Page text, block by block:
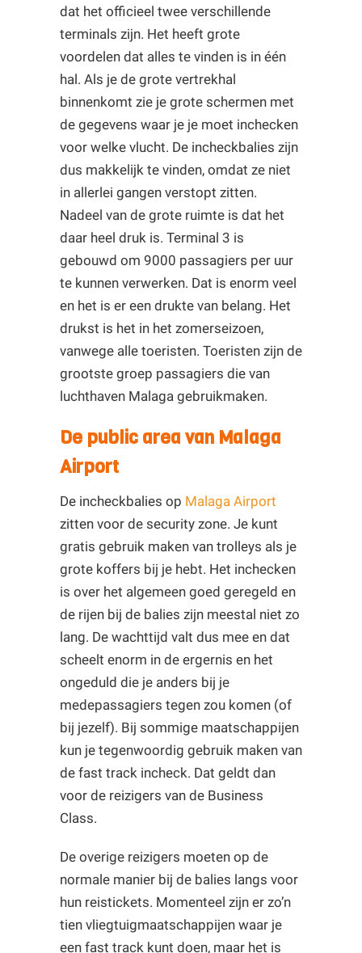
dat het officieel twee verschillende
terminals zijn. Het heeft grote
voordelen dat alles te vinden is in één
hal. Als je de grote vertrekhal
binnenkomt zie je grote schermen met
de gegevens waar je je moet inchecken
voor welke vlucht. De incheckbalies zijn
dus makkelijk te vinden, omdat ze niet
in allerlei gangen verstopt zitten.
Nadeel van de grote ruimte is dat het
daar heel druk is. Terminal 3 is
gebouwd om 9000 passagiers per uur
te kunnen verwerken. Dat is enorm veel
en het is er een drukte van belang. Het
drukst is het in het zomerseizoen,
vanwege alle toeristen. Toeristen zijn de
grootste groep passagiers die van
luchthaven Malaga gebruikmaken.
De public area van Malaga
Airport
De incheckbalies op Malaga Airport
zitten voor de security zone. Je kunt
gratis gebruik maken van trolleys als je
grote koffers bij je hebt. Het inchecken
is over het algemeen goed geregeld en
de rijen bij de balies zijn meestal niet zo
lang. De wachttijd valt dus mee en dat
scheelt enorm in de ergernis en het
ongeduld die je anders bij je
medepassagiers tegen zou komen (of
bij jezelf). Bij sommige maatschappijen
kun je tegenwoordig gebruik maken van
de fast track incheck. Dat geldt dan
voor de reizigers van de Business
Class.
De overige reizigers moeten op de
normale manier bij de balies langs voor
hun reistickets. Momenteel zijn er zo’n
tien vliegtuigmaatschappijen waar je
een fast track kunt doen, maar het is